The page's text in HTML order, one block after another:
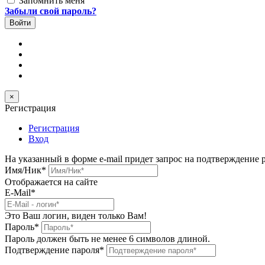
Забыли свой пароль?
×
Регистрация
Регистрация
Вход
На указанный в форме e-mail придет запрос на подтверждение
Имя/Ник*
Отображается на сайте
E-Mail*
Это Ваш логин, виден только Вам!
Пароль*
Пароль должен быть не менее 6 символов длиной.
Подтверждение пароля*